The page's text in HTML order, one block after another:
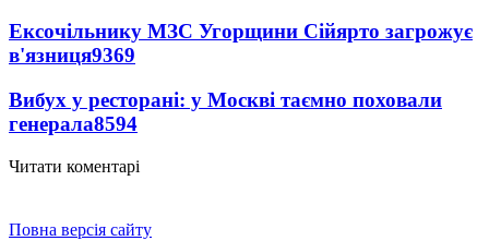
Ексочільнику МЗС Угорщини Сійярто загрожує
в'язниця9369
Вибух у ресторані: у Москві таємно поховали
генерала8594
Читати коментарі
Повна версія сайту